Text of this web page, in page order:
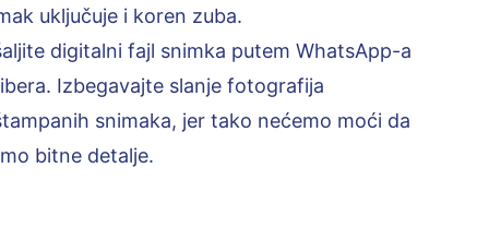
uključuje i koren zuba.
digitalni fajl snimka putem WhatsApp-a
Izbegavajte slanje fotografija
snimaka, jer tako nećemo moći da
bitne detalje.